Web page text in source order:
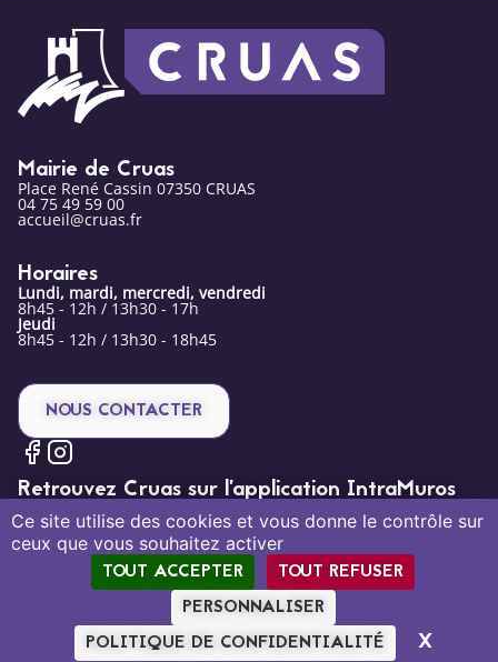
Ce site utilise des cookies et vous donne le contrôle sur
ceux que vous souhaitez activer
TOUT ACCEPTER
TOUT REFUSER
PERSONNALISER
POLITIQUE DE CONFIDENTIALITÉ
X
Mairie de Cruas
Place René Cassin 07350 CRUAS
04 75 49 59 00
accueil@cruas.fr
Horaires
Lundi, mardi, mercredi, vendredi
8h45 - 12h / 13h30 - 17h
Jeudi
8h45 - 12h / 13h30 - 18h45
NOUS CONTACTER
Retrouvez Cruas sur l’application IntraMuros
Politique de confidentialité
Création par Tout Simplement Digital